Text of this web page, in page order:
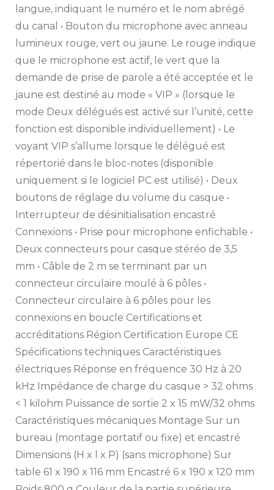
langue, indiquant le numéro et le nom abrégé
du canal • Bouton du microphone avec anneau
lumineux rouge, vert ou jaune. Le rouge indique
que le microphone est actif, le vert que la
demande de prise de parole a été acceptée et le
jaune est destiné au mode « VIP » (lorsque le
mode Deux délégués est activé sur l’unité, cette
fonction est disponible individuellement) • Le
voyant VIP s’allume lorsque le délégué est
répertorié dans le bloc-notes (disponible
uniquement si le logiciel PC est utilisé) • Deux
boutons de réglage du volume du casque •
Interrupteur de désinitialisation encastré
Connexions • Prise pour microphone enfichable •
Deux connecteurs pour casque stéréo de 3,5
mm • Câble de 2 m se terminant par un
connecteur circulaire moulé à 6 pôles •
Connecteur circulaire à 6 pôles pour les
connexions en boucle Certifications et
accréditations Région Certification Europe CE
Spécifications techniques Caractéristiques
électriques Réponse en fréquence 30 Hz à 20
kHz Impédance de charge du casque > 32 ohms
< 1 kilohm Puissance de sortie 2 x 15 mW/32 ohms
Caractéristiques mécaniques Montage Sur un
bureau (montage portatif ou fixe) et encastré
Dimensions (H x l x P) (sans microphone) Sur
table 61 x 190 x 116 mm Encastré 6 x 190 x 120 mm